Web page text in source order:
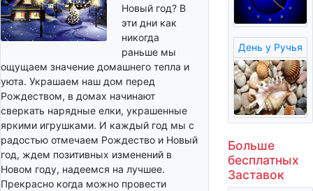
Новый год? В
эти дни как
никогда
раньше мы
ощущаем значение домашнего тепла и
уюта. Украшаем наш дом перед
Рождеством, в домах начинают
сверкать нарядные елки, украшенные
яркими игрушками. И каждый год мы с
радостью отмечаем Рождество и Новый
год, ждем позитивных изменений в
Новом году, надеемся на лучшее.
Прекрасно когда можно провести
День у Ручья
Больше
бесплатных
Заставок